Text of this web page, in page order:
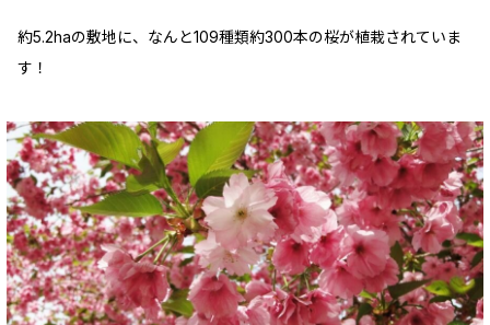
約5.2haの敷地に、なんと109種類約300本の桜が植栽されていま
す！